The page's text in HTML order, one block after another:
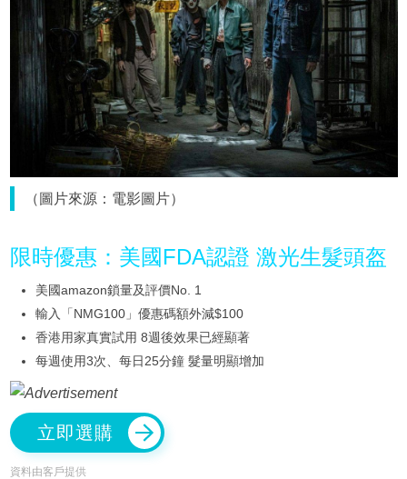
（圖片來源：電影圖片）
限時優惠：美國FDA認證 激光生髮頭盔
美國amazon鎖量及評價No. 1
輸入「NMG100」優惠碼額外減$100
香港用家真實試用 8週後效果已經顯著
每週使用3次、每日25分鐘 髮量明顯增加
立即選購
資料由客戶提供